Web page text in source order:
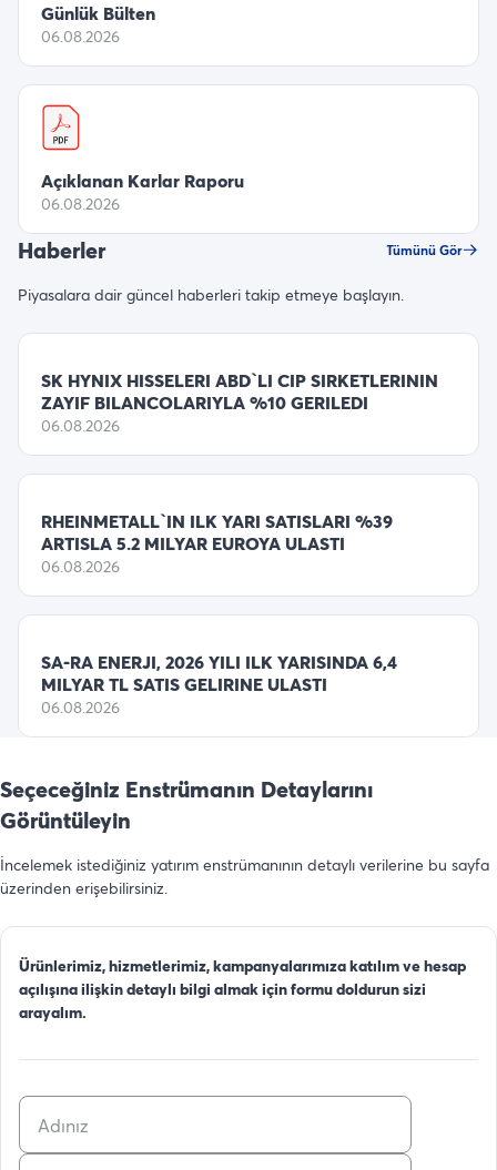
Günlük Bülten
06.08.2026
Açıklanan Karlar Raporu
06.08.2026
Haberler Tümünü Gör
Piyasalara dair güncel haberleri takip etmeye başlayın.
SK HYNIX HISSELERI ABD`LI CIP SIRKETLERININ
ZAYIF BILANCOLARIYLA %10 GERILEDI
06.08.2026
RHEINMETALL`IN ILK YARI SATISLARI %39
ARTISLA 5.2 MILYAR EUROYA ULASTI
06.08.2026
SA-RA ENERJI, 2026 YILI ILK YARISINDA 6,4
MILYAR TL SATIS GELIRINE ULASTI
06.08.2026
Seçeceğiniz Enstrümanın Detaylarını
Görüntüleyin
İncelemek istediğiniz yatırım enstrümanının detaylı verilerine bu sayfa
üzerinden erişebilirsiniz.
Ürünlerimiz, hizmetlerimiz, kampanyalarımıza katılım ve hesap
açılışına ilişkin detaylı bilgi almak için formu doldurun sizi
arayalım.